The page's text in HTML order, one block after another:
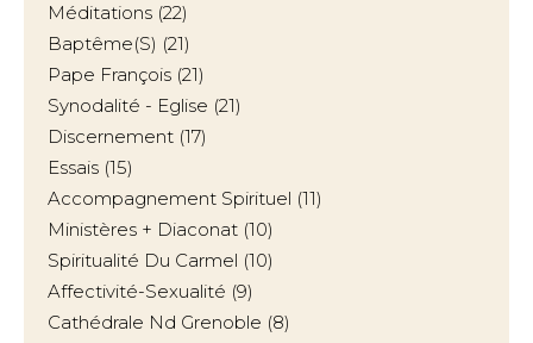
Méditations (22)
Baptême(s) (21)
Pape François (21)
Synodalité - Eglise (21)
Discernement (17)
Essais (15)
Accompagnement Spirituel (11)
Ministères + Diaconat (10)
Spiritualité Du Carmel (10)
Affectivité-Sexualité (9)
Cathédrale Nd Grenoble (8)